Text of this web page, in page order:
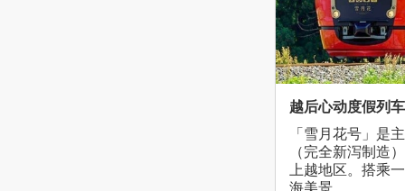
越后心动度假列
「雪月花号」是
（完全新泻制造
上越地区。搭乘